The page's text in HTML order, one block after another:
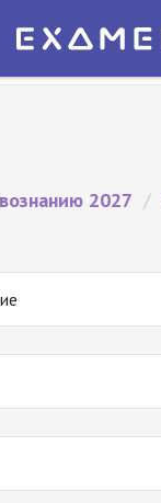
— ЕГЭ 2027
2027 /